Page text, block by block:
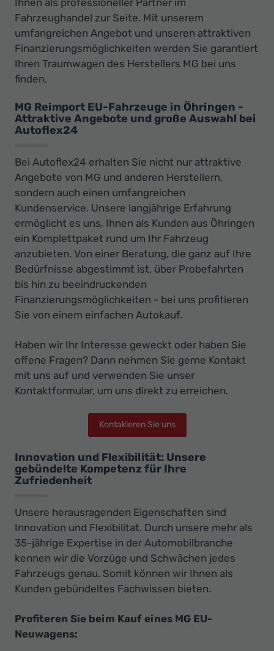
Fahrzeughandel zur Seite. Mit unserem
umfangreichen Angebot und unseren attraktiven
Finanzierungsmöglichkeiten werden Sie garantiert
Ihren Traumwagen des Herstellers MG bei uns
finden.
MG Reimport EU-Fahrzeuge in Öhringen -
Attraktive Angebote und große Auswahl bei
Autoflex24
Bei Autoflex24 erhalten Sie nicht nur attraktive
Angebote von MG und anderen Herstellern,
sondern auch einen umfangreichen
Kundenservice. Unsere langjährige Erfahrung
ermöglicht es uns, Ihnen als Kunden aus Öhringen
ein Komplettpaket rund um Ihr Fahrzeug
anzubieten. Von einer Beratung, die ganz auf Ihre
Bedürfnisse abgestimmt ist, über Probefahrten
bis hin zu beeindruckenden
Finanzierungsmöglichkeiten - bei uns profitieren
Sie von einem einfachen Autokauf.
Haben wir Ihr Interesse geweckt oder haben Sie
offene Fragen? Dann nehmen Sie gerne Kontakt
mit uns auf und verwenden Sie unser
Kontaktformular, um uns direkt zu erreichen.
Kontakieren Sie uns
Innovation und Flexibilität: Unsere
gebündelte Kompetenz für Ihre
Zufriedenheit
Unsere herausragenden Eigenschaften sind
Innovation und Flexibilitat. Durch unsere mehr als
35-jährige Expertise in der Automobilbranche
kennen wir die Vorzüge und Schwächen jedes
Fahrzeugs genau. Somit können wir Ihnen als
Kunden gebündeltes Fachwissen bieten.
Profiteren Sie beim Kauf eines MG EU-
Neuwagens: